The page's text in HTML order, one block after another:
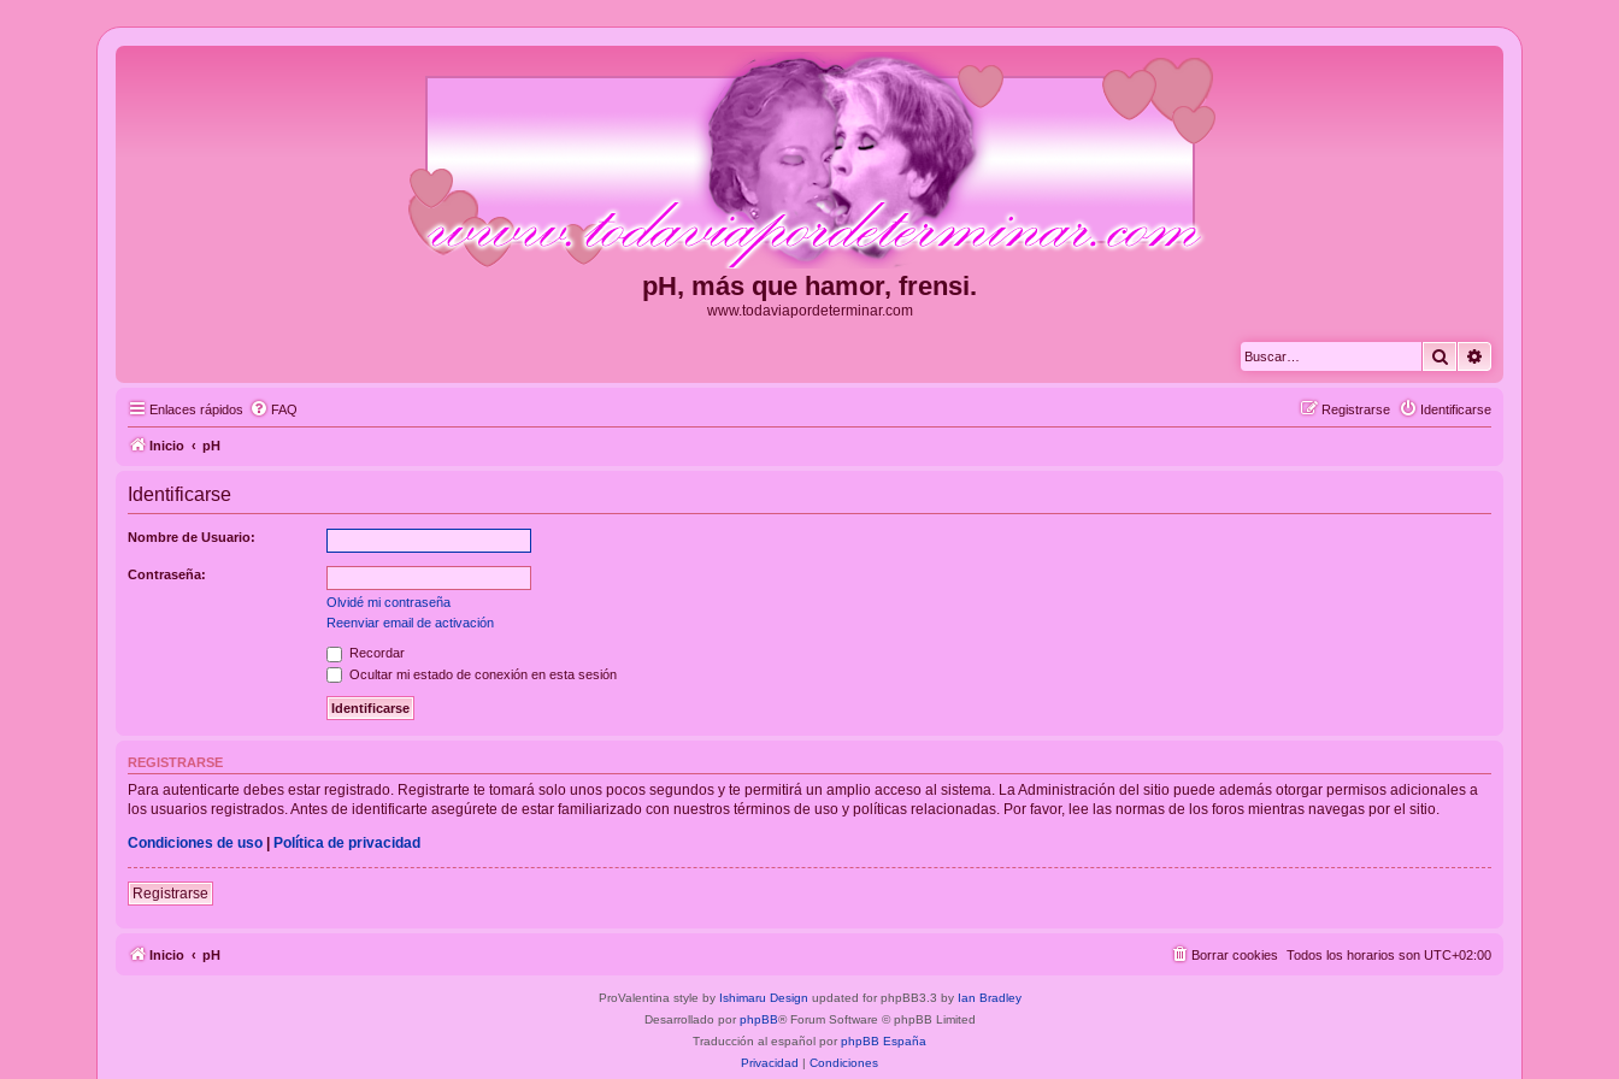
pH, más que hamor, frensi.
www.todaviapordeterminar.com
Buscar
Enlaces rápidos FAQ Identificarse
Registrarse
Inicio pH
Identificarse
Nombre de Usuario:
Contraseña:
Olvidé mi contraseña
Reenviar email de activación
Recordar
Ocultar mi estado de conexión en esta sesión
REGISTRARSE
Para autenticarte debes estar registrado. Registrarte te tomará solo unos pocos segundos y te permitirá un amplio acceso al sistema. La Administración del sitio puede además otorgar permisos adicionales a
los usuarios registrados. Antes de identificarte asegúrete de estar familiarizado con nuestros términos de uso y políticas relacionadas. Por favor, lee las normas de los foros mientras navegas por el sitio.
Condiciones de uso | Política de privacidad
Registrarse
Inicio pH Todos los horarios son UTC+02:00
Borrar cookies
ProValentina style by Ishimaru Design updated for phpBB3.3 by Ian Bradley
Desarrollado por phpBB® Forum Software © phpBB Limited
Traducción al español por phpBB España
Privacidad | Condiciones